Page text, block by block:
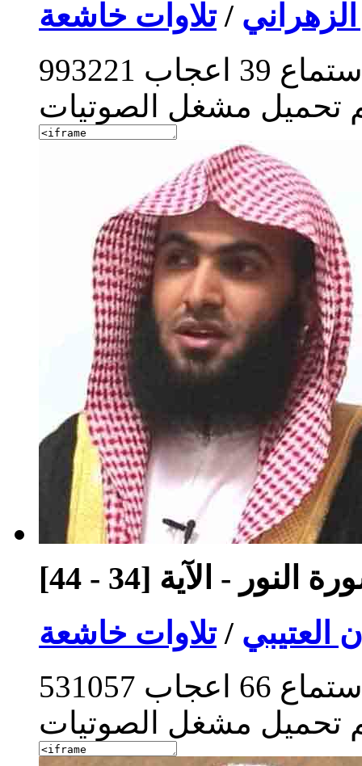
/تلاوات خاشعة
993221
39 اعجاب
تحميل مشغل الصوتيات
النور - الآية [34 - 44]
العتيبي /تلاوات خاشعة
531057
66 اعجاب
تحميل مشغل الصوتيات